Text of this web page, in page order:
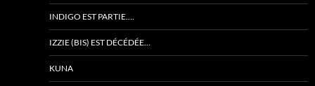
INDIGO EST PARTIE….
IZZIE (BIS) EST DÉCÉDÉE…
KUNA